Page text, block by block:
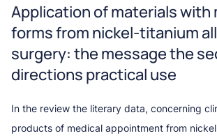
Application of materials with
forms from nickel-titanium
surgery: the message the
directions practical use
In the review the literary data, concerning
products of medical appointment from